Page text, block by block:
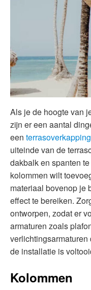
Als je de hoogte van
zijn er een aantal
een
uiteinde van de
dakbalk en spanten
kolommen wilt
materiaal bovenop je
effect te bereiken.
ontworpen, zodat er
armaturen zoals
de installatie is
Kolommen